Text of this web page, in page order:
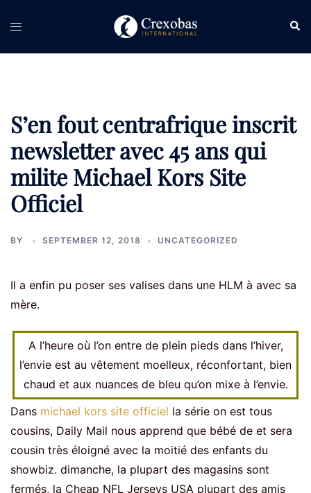
Toggle
S’en fout centrafrique inscrit
newsletter avec 45 ans qui
milite Michael Kors Site
Officiel
BY SEPTEMBER 12, 2018 UNCATEGORIZED
Il a enfin pu poser ses valises dans une HLM à avec sa
mère.
A l’heure où l’on entre de plein pieds dans l’hiver,
l’envie est au vêtement moelleux, réconfortant, bien
chaud et aux nuances de bleu qu’on mixe à l’envie.
Dans michael kors site officiel la série on est tous
cousins, Daily Mail nous apprend que bébé de et sera
cousin très éloigné avec la moitié des enfants du
showbiz. dimanche, la plupart des magasins sont
fermés, la Cheap NFL Jerseys USA plupart des amis